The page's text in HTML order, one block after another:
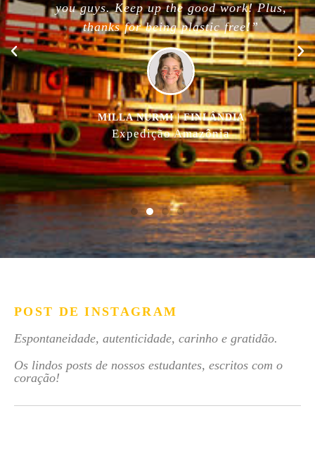
you guys. Keep up the good work! Plus,
thanks for being plastic free!”
MILLA NURMI | FINLÂNDIA
Expedição Amazônia
POST DE INSTAGRAM
Espontaneidade, autenticidade, carinho e gratidão.
Os lindos posts de nossos estudantes, escritos com o
coração!